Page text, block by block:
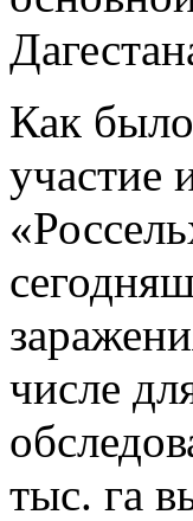
Как
участие
числе
тыс. га